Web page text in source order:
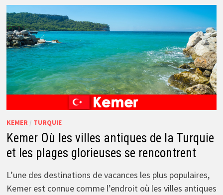
KEMER/ TURQUIE
Kemer Où les villes antiques de la Turquie
et les plages glorieuses se rencontrent
L’une des destinations de vacances les plus populaires,
Kemer est connue comme l’endroit où les villes antiques